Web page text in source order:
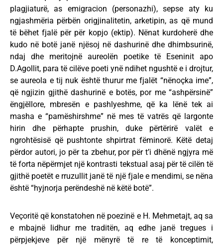
plagjiaturë, as emigracion (personazhi), sepse aty ku
ngjashmëria përbën origjinalitetin, arketipin, as që mund
të bëhet fjalë për për kopjo (ektip). Nënat kurdoherë dhe
kudo në botë janë njësoj në dashurinë dhe dhimbsurinë,
ndaj dhe meritojnë aureolën poetike të Eseninit apo
D.Agollit, para të cilëve poeti ynë ndihet ngushtë e i drojtur,
se aureola e tij nuk është thurur me fjalët “nënoçka ime”,
që ngjizin gjithë dashurinë e botës, por me “ashpërsinë”
ëngjëllore, mbresën e pashlyeshme, që ka lënë tek ai
masha e “pamëshirshme” në mes të vatrës që largonte
hirin dhe përhapte prushin, duke përtërirë valët e
ngrohtësisë që pushtonte shpirtrat fëminorë. Këtë detaj
përdor autori, jo për ta zbehur, por për t’i dhënë ngjyra më
të forta nëpërmjet një kontrasti tekstual asaj për të cilën të
gjithë poetët e rruzullit janë të një fjale e mendimi, se nëna
është “hyjnorja perëndeshë në këtë botë”.
Veçoritë që konstatohen në poezinë e H. Mehmetajt, aq sa
e mbajnë lidhur me traditën, aq edhe janë tregues i
përpjekjeve për një mënyrë të re të konceptimit,